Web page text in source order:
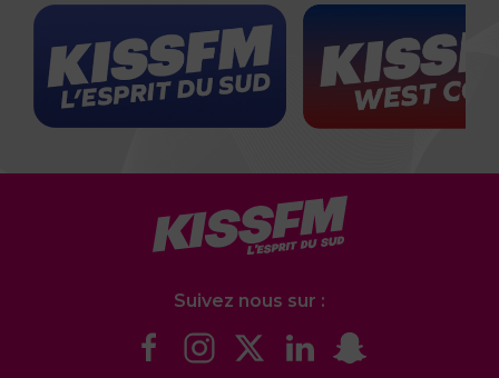
Suivez nous sur :